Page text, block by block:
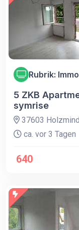
Rubrik:
5 ZKB
symrise
37603
ca. vor 3 Tagen
640